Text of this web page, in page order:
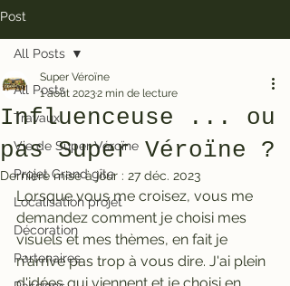
Post
All Posts
Travaux
Vie de Super Véroïne
Projet Grand gîte
Localisation projet
Décoration
Partenaires
All Posts
Influenceuse ... ou
pas Super Véroïne ?
Super Véroïne
1 août 20232 min de lecture
Dernière mise à jour : 27 déc. 2023
Lorsque vous me croisez, vous me
demandez comment je choisi mes
visuels et mes thèmes, en fait je
n'arrive pas trop à vous dire. J'ai plein